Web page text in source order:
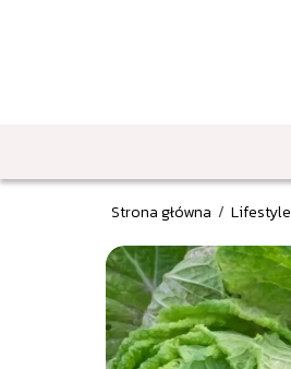
Strona główna / Lifestyle